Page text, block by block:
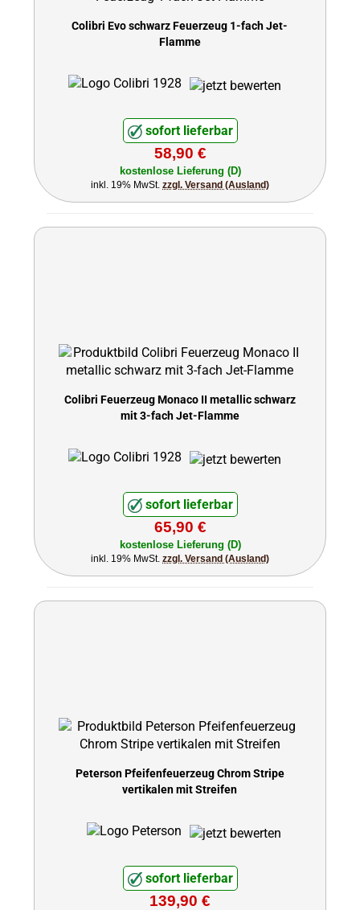
Colibri Evo schwarz Feuerzeug 1-fach Jet-
Flamme
sofort lieferbar
58,90 €
kostenlose Lieferung (D)
inkl. 19% MwSt. zzgl. Versand (Ausland)
Colibri Feuerzeug Monaco II metallic schwarz
mit 3-fach Jet-Flamme
sofort lieferbar
65,90 €
kostenlose Lieferung (D)
inkl. 19% MwSt. zzgl. Versand (Ausland)
Peterson Pfeifenfeuerzeug Chrom Stripe
vertikalen mit Streifen
sofort lieferbar
139,90 €